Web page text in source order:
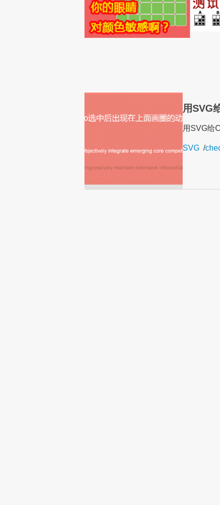
用SVG
用SVG给
SVG /